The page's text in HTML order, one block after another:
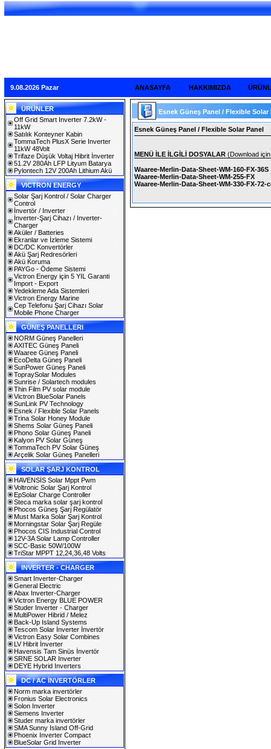
9.08.2026 Pazar ANASAYFA HAKKIMIZDA
ÜRÜNLER
Off Grid Smart Inverter 7.2kW -
11kW
Satılık Konteyner Kabin
TommaTech PlusX Serie Inverter
11kW 48Volt
Trifaze Düşük Voltaj Hibrit İnverter
51.2V 280Ah LFP Lityum Batarya
Pylontech 12V 200Ah Lithium Akü
VICTRON ENERGY
Solar Şarj Kontrol / Solar Charger
Control
İnvertör / Inverter
İnverter-Şarj Cihazı / Inverter-
Charger
Aküler / Batteries
Ekranlar ve İzleme Sistemi
DC/DC Konvertörler
Akü Şarj Redresörleri
Akü Koruma
PAYGo - Ödeme Sistemi
Victron Energy için 5 YIL Garanti
Import - Export
Yedekleme Ada Sistemleri
Victron Energy Marine
Cep Telefonu Şarj Cihazı Solar
Mobile Phone Charger
GÜNEŞ PANELLERI
NORM Güneş Panelleri
AXITEC Güneş Paneli
Waaree Güneş Paneli
EcoDelta Güneş Paneli
SunPower Güneş Paneli
TopraySolar Modules
Sunrise / Solartech modules
Thin Film PV solar module
Victron BlueSolar Panels
SunLink PV Technology
Esnek / Flexible Solar Panels
Trina Solar Honey Module
Shems Solar Güneş Paneli
Phono Solar Güneş Paneli
Kalyon PV Solar Güneş
TommaTech PV Solar Güneş
Arçelik Solar Güneş Panelleri
SOLAR ŞARJ KONTROL
HAVENSİS Solar Mppt Pwm
Voltronic Solar Şarj Kontrol
EpSolar Charge Controller
Steca marka solar şarj kontrol
Phocos Güneş Şarj Regülatör
Must Marka Solar Şarj Kontrol
Morningstar Solar Şarj Regüle
Phocos CIS Industrial Control
12V-3A Solar Lamp Controller
SCC-Basic 50W/100W
TriStar MPPT 12,24,36,48 Volts
INVERTER - CHARGER
Smart Inverter-Charger
General Electric
Abax Inverter-Charger
Victron Energy BLUE POWER
Studer Inverter - Charger
MultiPower Hibrid / Melez
Back-Up Island Systems
Tescom Solar İnverter İnvertör
Victron Easy Solar Combines
LV Hibrit İnverter
Havensis Tam Sinüs İnvertör
SRNE SOLAR Inverter
DEYE Hybrid Inverters
DC / AC İNVERTÖRLER
Norm marka invertörler
Fronius Solar Electronics
Solon Inverter
Siemens Inverter
Studer marka invertörler
SMA Sunny Island Off-Grid
Phoenix Inverter Compact
BlueSolar Grid Inverter
Esnek Güneş Panel / Flexible
Esnek Güneş Panel / Flexible Solar Panel
MENÜ İLE İLGİLİ DOSYALAR (Download
Waaree-Merlin-Data-Sheet-WM-160-FX-36S
Waaree-Merlin-Data-Sheet-WM-255-FX
Waaree-Merlin-Data-Sheet-WM-330-FX-72-